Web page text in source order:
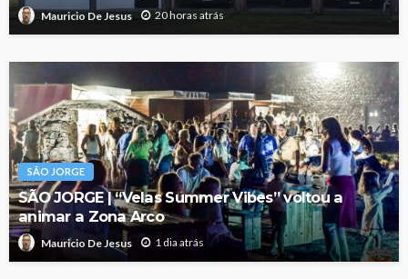
Mauricio De Jesus 20 horas atrás
SÃO JORGE
SÃO JORGE | “Velas Summer Vibes” voltou a
animar a Zona Arco
Mauricio De Jesus 1 dia atrás